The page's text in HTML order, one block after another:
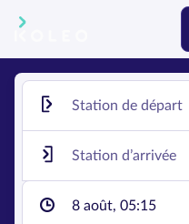
8 août, 05:15